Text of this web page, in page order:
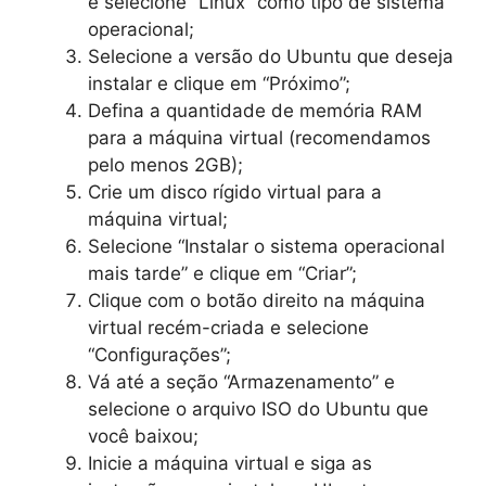
operacional;
Selecione a versão do Ubuntu que deseja
instalar e clique em “Próximo”;
Defina a quantidade de memória RAM
para a máquina virtual (recomendamos
pelo menos 2GB);
Crie um disco rígido virtual para a
máquina virtual;
Selecione “Instalar o sistema operacional
mais tarde” e clique em “Criar”;
Clique com o botão direito na máquina
virtual recém-criada e selecione
“Configurações”;
Vá até a seção “Armazenamento” e
selecione o arquivo ISO do Ubuntu que
você baixou;
Inicie a máquina virtual e siga as